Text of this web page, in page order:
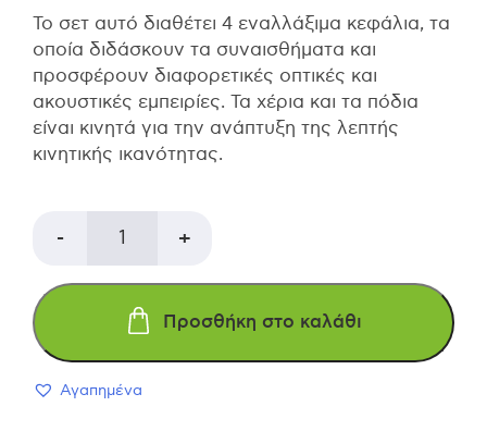
Το σετ αυτό διαθέτει 4 εναλλάξιμα κεφάλια, τα
οποία διδάσκουν τα συναισθήματα και
προσφέρουν διαφορετικές οπτικές και
ακουστικές εμπειρίες. Τα χέρια και τα πόδια
είναι κινητά για την ανάπτυξη της λεπτής
κινητικής ικανότητας.
- PLAN
TOYS
5183
+
Προσθήκη στο καλάθι
Αγαπημένα